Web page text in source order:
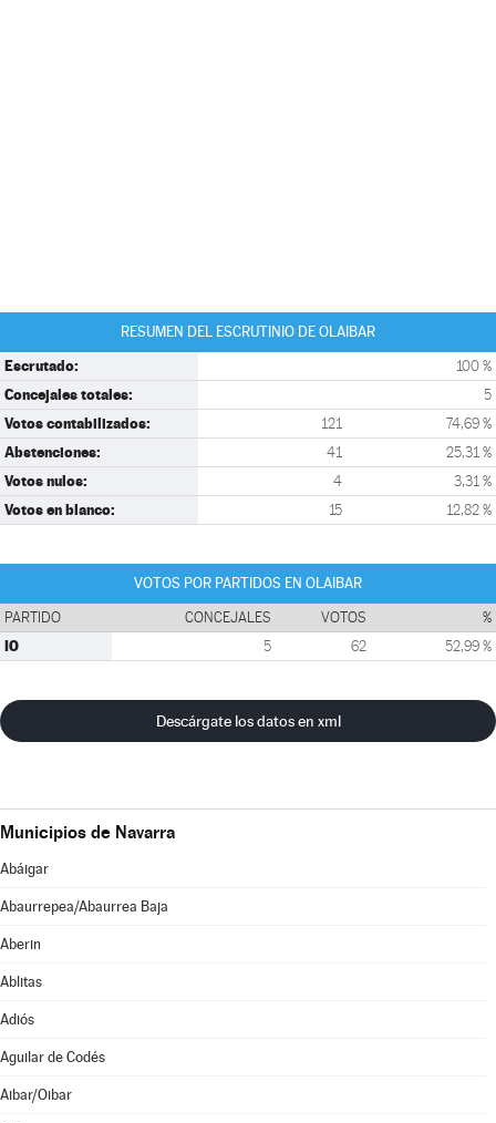
RESUMEN DEL ESCRUTINIO DE OLAIBAR
Escrutado: 100 %
Concejales totales: 5
Votos contabilizados: 121 74,69 %
Abstenciones: 41 25,31 %
Votos nulos: 4 3,31 %
Votos en blanco: 15 12,82 %
VOTOS POR PARTIDOS EN OLAIBAR
PARTIDO CONCEJALES VOTOS %
IO 5 62 52,99 %
Descárgate los datos en xml
Municipios de Navarra
Abáigar
Abaurrepea/Abaurrea Baja
Aberin
Ablitas
Adiós
Aguilar de Codés
Aibar/Oibar